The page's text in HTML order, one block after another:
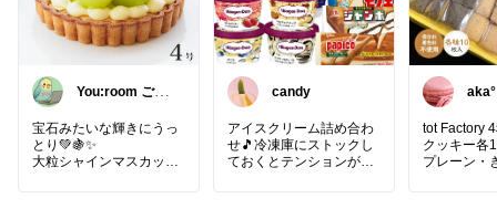
You:room ご褒
宝石みたいな輝きにうっ
とり💚🍇✨
大粒シャインマスカット
candy
アイスクリーム詰め合わ
せ🎵冷凍庫にストックし
ておくとテンションが上
tot Factory
クッキー各
プレーン・